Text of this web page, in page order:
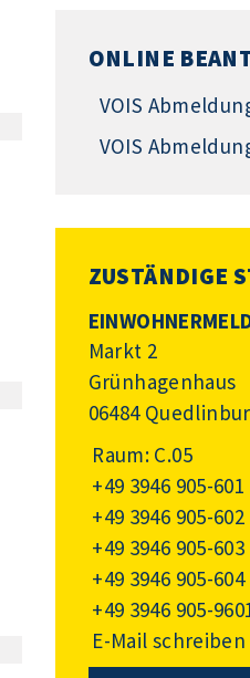
ONLINE
VOIS
VOIS
ZUSTÄNDIGE
Markt 2
Grünhagenhaus
06484
Raum: C.05
+49 3946 905-601
+49 3946 905-602
+49 3946 905-603
+49 3946 905-604
+49 3946 905-
E-Mail schreiben